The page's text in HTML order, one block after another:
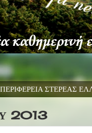
ΠΕΡΙΦΕΡΕΙΑ ΣΤΕΡΕΑΣ
2013